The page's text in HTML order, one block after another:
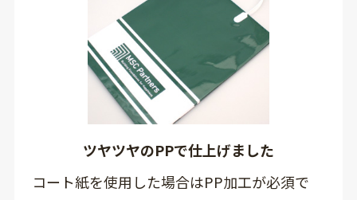
ツヤツヤのPPで仕上げました
コート紙を使用した場合はPP加工が必須で